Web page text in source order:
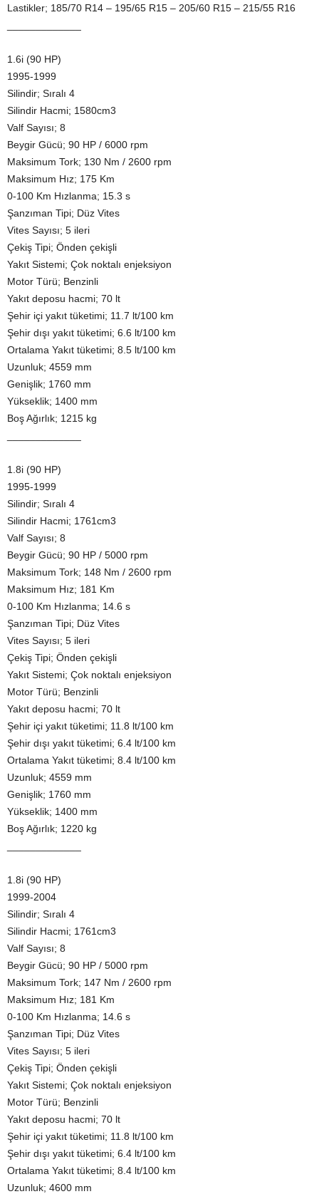
Lastikler; 185/70 R14 – 195/65 R15 – 205/60 R15 – 215/55 R16
1.6i (90 HP)
1995-1999
Silindir; Sıralı 4
Silindir Hacmi; 1580cm3
Valf Sayısı; 8
Beygir Gücü; 90 HP / 6000 rpm
Maksimum Tork; 130 Nm / 2600 rpm
Maksimum Hız; 175 Km
0-100 Km Hızlanma; 15.3 s
Şanzıman Tipi; Düz Vites
Vites Sayısı; 5 ileri
Çekiş Tipi; Önden çekişli
Yakıt Sistemi; Çok noktalı enjeksiyon
Motor Türü; Benzinli
Yakıt deposu hacmi; 70 lt
Şehir içi yakıt tüketimi; 11.7 lt/100 km
Şehir dışı yakıt tüketimi; 6.6 lt/100 km
Ortalama Yakıt tüketimi; 8.5 lt/100 km
Uzunluk; 4559 mm
Genişlik; 1760 mm
Yükseklik; 1400 mm
Boş Ağırlık; 1215 kg
1.8i (90 HP)
1995-1999
Silindir; Sıralı 4
Silindir Hacmi; 1761cm3
Valf Sayısı; 8
Beygir Gücü; 90 HP / 5000 rpm
Maksimum Tork; 148 Nm / 2600 rpm
Maksimum Hız; 181 Km
0-100 Km Hızlanma; 14.6 s
Şanzıman Tipi; Düz Vites
Vites Sayısı; 5 ileri
Çekiş Tipi; Önden çekişli
Yakıt Sistemi; Çok noktalı enjeksiyon
Motor Türü; Benzinli
Yakıt deposu hacmi; 70 lt
Şehir içi yakıt tüketimi; 11.8 lt/100 km
Şehir dışı yakıt tüketimi; 6.4 lt/100 km
Ortalama Yakıt tüketimi; 8.4 lt/100 km
Uzunluk; 4559 mm
Genişlik; 1760 mm
Yükseklik; 1400 mm
Boş Ağırlık; 1220 kg
1.8i (90 HP)
1999-2004
Silindir; Sıralı 4
Silindir Hacmi; 1761cm3
Valf Sayısı; 8
Beygir Gücü; 90 HP / 5000 rpm
Maksimum Tork; 147 Nm / 2600 rpm
Maksimum Hız; 181 Km
0-100 Km Hızlanma; 14.6 s
Şanzıman Tipi; Düz Vites
Vites Sayısı; 5 ileri
Çekiş Tipi; Önden çekişli
Yakıt Sistemi; Çok noktalı enjeksiyon
Motor Türü; Benzinli
Yakıt deposu hacmi; 70 lt
Şehir içi yakıt tüketimi; 11.8 lt/100 km
Şehir dışı yakıt tüketimi; 6.4 lt/100 km
Ortalama Yakıt tüketimi; 8.4 lt/100 km
Uzunluk; 4600 mm